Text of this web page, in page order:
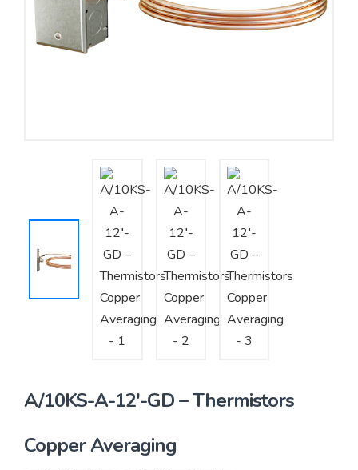
Cung cấp giải pháp quản lý cho toà nhà (BMS)
Bảo trì – Bảo dưỡng hệ thống
Thi công – Lắp đặt hệ thống HVAC
Hợp tác
Yêu cầu báo giá
A/10KS-A-12′-GD – Thermistors
Copper Averaging